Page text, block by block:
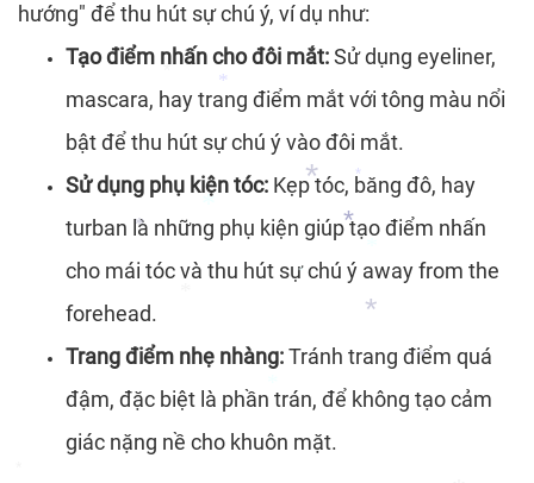
*
*
*
*
*
*
*
*
hướng" để thu hút sự chú ý, ví dụ như:
Tạo điểm nhấn cho đôi mắt:Sử dụng eyeliner,
mascara, hay trang điểm mắt với tông màu nổi
bật để thu hút sự chú ý vào đôi mắt.
Sử dụng phụ kiện tóc: Kẹp tóc, băng đô, hay
turban là những phụ kiện giúp tạo điểm nhấn
cho mái tóc và thu hút sự chú ý away from the
forehead.
Trang điểm nhẹ nhàng:Tránh trang điểm quá
đậm, đặc biệt là phần trán, để không tạo cảm
giác nặng nề cho khuôn mặt.